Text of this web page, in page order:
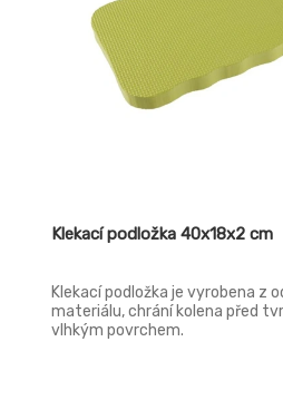
Klekací podložka 40x18x2 cm
Klekací podložka je vyrobena z
materiálu, chrání kolena před
vlhkým povrchem.